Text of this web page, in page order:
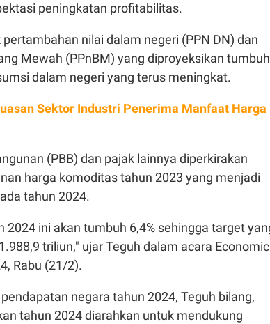
peningkatan profitabilitas.
nilai dalam negeri (PPN DN) dan
Mewah (PPnBM) yang diproyeksikan tumbuh
dalam negeri yang terus meningkat.
Sektor Industri Penerima Manfaat Harga
(PBB) dan pajak lainnya diperkirakan
harga komoditas tahun 2023 yang menjadi
tahun 2024.
2024 ini akan tumbuh 6,4% sehingga target
triliun," ujar Teguh dalam acara Economic
Rabu (21/2).
negara tahun 2024, Teguh bilang,
tahun 2024 diarahkan untuk mendukung